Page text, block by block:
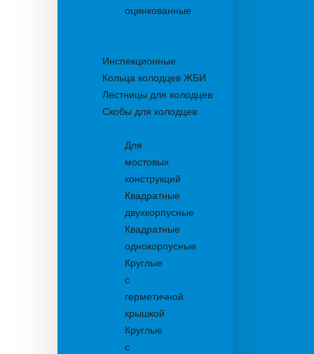
оцинкованные
Инспекционные
Кольца колодцев ЖБИ
Лестницы для колодцев
Скобы для колодцев
Для
мостовых
конструкций
Квадратные
двухкорпусные
Квадратные
однокорпусные
Круглые
с
герметичной
крышкой
Круглые
с